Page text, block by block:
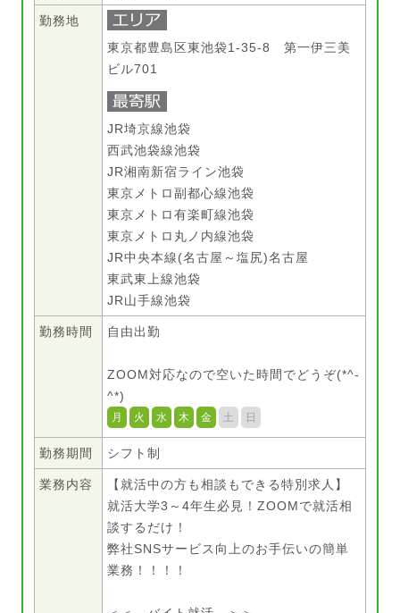
勤務地
東京都豊島区東池袋1-35-8 第一伊三美
ビル701
JR埼京線池袋
西武池袋線池袋
JR湘南新宿ライン池袋
東京メトロ副都心線池袋
東京メトロ有楽町線池袋
東京メトロ丸ノ内線池袋
JR中央本線(名古屋～塩尻)名古屋
東武東上線池袋
JR山手線池袋
勤務時間 自由出勤
ZOOM対応なので空いた時間でどうぞ(*^-
^*)
月 火 水 木 金 土 日
勤務期間 シフト制
業務内容
【就活中の方も相談もできる特別求人】
就活大学3～4年生必見！ZOOMで就活相
談するだけ！
弊社SNSサービス向上のお手伝いの簡単
業務！！！！